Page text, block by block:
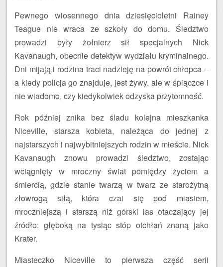
Pewnego wiosennego dnia dziesięcioletni Rainey
Teague nie wraca ze szkoły do domu. Śledztwo
prowadzi były żołnierz sił specjalnych Nick
Kavanaugh, obecnie detektyw wydziału kryminalnego.
Dni mijają i rodzina traci nadzieję na powrót chłopca –
a kiedy policja go znajduje, jest żywy, ale w śpiączce i
nie wiadomo, czy kiedykolwiek odzyska przytomność.
Rok później znika bez śladu kolejna mieszkanka
Niceville, starsza kobieta, należąca do jednej z
najstarszych i najwybitniejszych rodzin w mieście. Nick
Kavanaugh znowu prowadzi śledztwo, zostając
wciągnięty w mroczny świat pomiędzy życiem a
śmiercią, gdzie stanie twarzą w twarz ze starożytną
złowrogą siłą, która czai się pod miastem,
mroczniejszą i starszą niż górski las otaczający jej
źródło: głęboką na tysiąc stóp otchłań znaną jako
Krater.
Miasteczko Niceville to pierwsza część serii